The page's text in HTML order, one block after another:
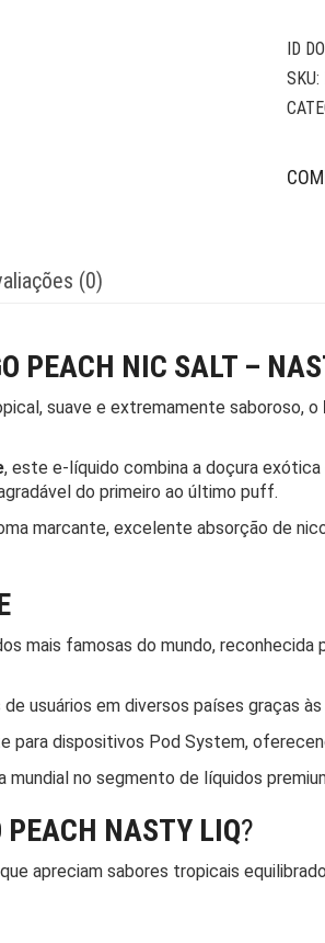
ID
SKU:
(0)
PEACH NIC SALT –
suave e extremamente saboroso, o
, este e-líquido combina a doçura exótica
do primeiro ao último puff.
marcante, excelente absorção de
mais famosas do mundo,
de usuários em diversos países graças
para dispositivos Pod System,
no segmento de líquidos
PEACH NASTY LIQ?
apreciam sabores tropicais